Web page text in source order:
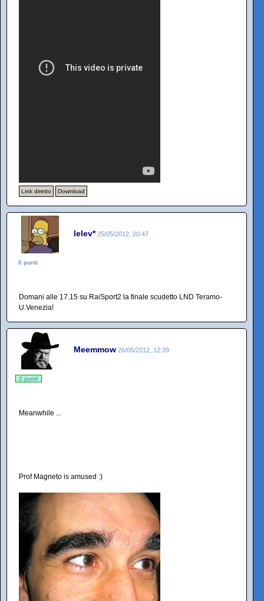
Link diretto Download
lelev* 25/05/2012, 20:47
0 punti
Domani alle 17.15 su RaiSport2 la finale scudetto LND Teramo-
U.Venezia!
Meemmow 26/05/2012, 12:39
2 punti
Meanwhile ...
Prof Magneto is amused :)